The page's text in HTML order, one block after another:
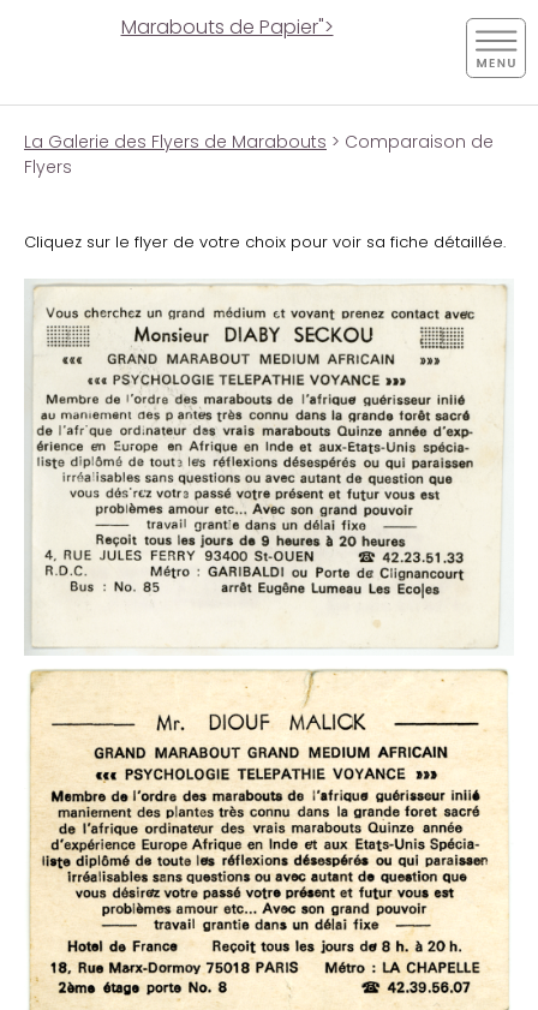
Marabouts de Papier">
La Galerie des Flyers de Marabouts > Comparaison de
Flyers
Cliquez sur le flyer de votre choix pour voir sa fiche détaillée.